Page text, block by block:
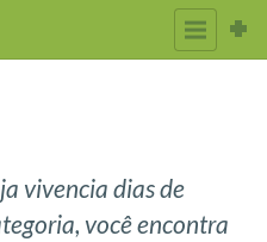
vivencia dias de
você encontra